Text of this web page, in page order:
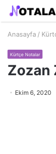
Anasayfa /
Kürtçe Notalar
Zozan
Ekim 6, 2020